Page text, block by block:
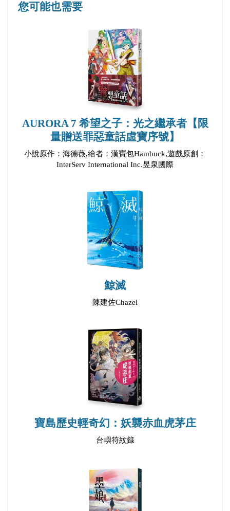
【線上談書】厝邊頭尾來讀書《封閉少女的崩壞控制
您可能也需要
AURORA 7 希望之子：光之繼承者【限
量贈送罪惡童話虛寶序號】
小說原作：海德薇,繪者：漢寶包Hambuck,遊戲原創：
InterServ International Inc.昱泉國際
鯨滅
陳建佐Chazel
寶島歷史輕奇幻：妖襲赤血虎茅庄
台嶼符紋籙